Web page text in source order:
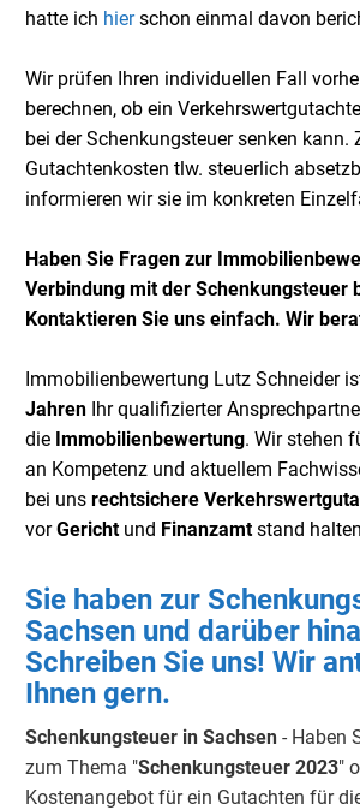
hatte ich hierschon einmal davon
Wir prüfen Ihren individuellen Fall
berechnen, ob ein
bei der Schenkungsteuer senken kann.
Gutachtenkosten tlw. steuerlich
informieren wir sie im konkreten
Haben Sie Fragen zur
Verbindung mit der Schenkungsteuer
Kontaktieren Sie uns einfach. Wir
Immobilienbewertung Lutz Schneider
Jahren Ihr qualifizierter
die Immobilienbewertung. Wir stehen
an Kompetenz und aktuellem
bei uns rechtsichere
vorGerichtund Finanzamtstand
Sie haben zur
Sachsen und darüber
Schreiben Sie uns! Wir
Ihnen gern.
Schenkungsteuer in Sachsen - Haben
zum Thema "Schenkungsteuer 2023"
Kostenangebot für ein Gutachten für